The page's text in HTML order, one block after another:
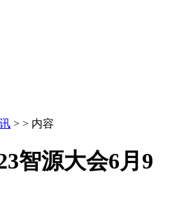
> > 内容
智源大会6月9